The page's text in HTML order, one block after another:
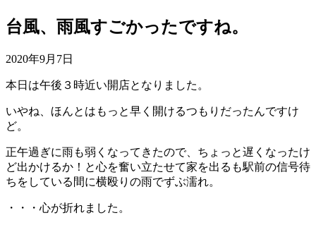
台風、雨風すごかったですね。
2020年9月7日
本日は午後３時近い開店となりました。
いやね、ほんとはもっと早く開けるつもりだったんですけ
ど。
正午過ぎに雨も弱くなってきたので、ちょっと遅くなったけ
ど出かけるか！と心を奮い立たせて家を出るも駅前の信号待
ちをしている間に横殴りの雨でずぶ濡れ。
・・・心が折れました。